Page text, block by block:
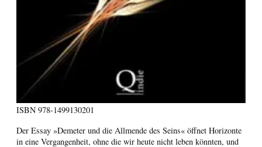
ISBN 978-1499130201
Der Essay »Demeter und die Allmende des Seins« öffnet Horizonte
in eine Vergangenheit, ohne die wir heute nicht leben könnten, und